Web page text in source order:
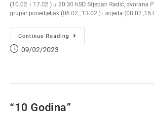
(10.02. i 17.02.) u 20:30 hSD Stjepan Radić, dvorana
grupa: ponedjeljak (06.02., 13.02.) i srijeda
Continue Reading
09/02/2023
“10 Godina”